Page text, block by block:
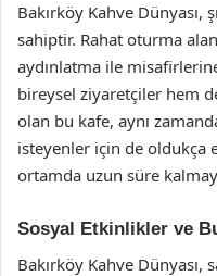
Bakırköy Kahve
sahiptir. Rahat oturma
aydınlatma ile
bireysel ziyaretçiler hem
olan bu kafe, aynı
isteyenler için de oldukça
ortamda uzun süre
Sosyal Etkinlikler ve
Bakırköy Kahve Dünyası,